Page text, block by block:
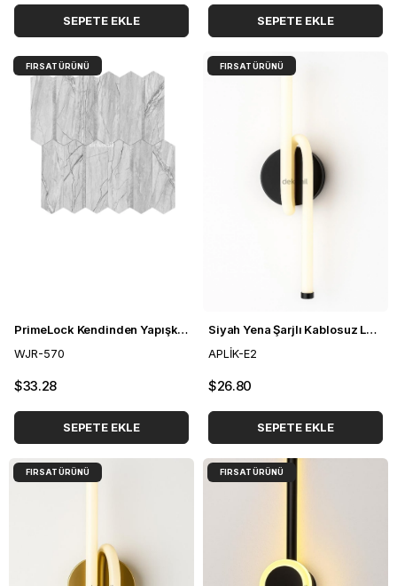
SEPETE EKLE SEPETE EKLE
PrimeLock Kendinden Yapışkanlı Mozaik Karo Mermer Gümüş 27*27 cm (10 Adet)
WJR-570
$33.28
SEPETE EKLE
FIRSAT ÜRÜNÜ
Siyah Yena Şarjlı Kablosuz LED Aplik
APLİK-E2
$26.80
SEPETE EKLE
FIRSAT ÜRÜNÜ
FIRSAT ÜRÜNÜ FIRSAT ÜRÜNÜ